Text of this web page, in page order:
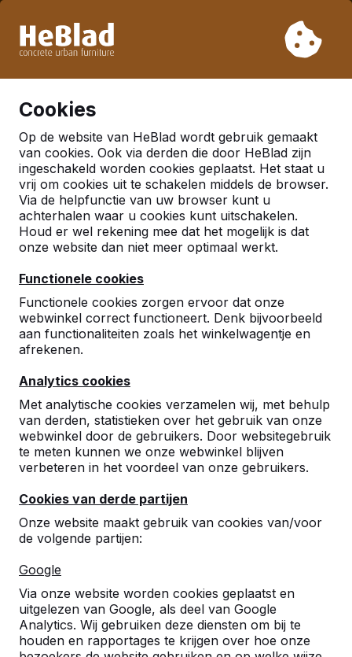
week 33. Houdt u daarom rekening met langere levertijden.
Cookies
Op de website van HeBlad wordt gebruik gemaakt
van cookies. Ook via derden die door HeBlad zijn
ingeschakeld worden cookies geplaatst. Het staat u
vrij om cookies uit te schakelen middels de browser.
Via de helpfunctie van uw browser kunt u
achterhalen waar u cookies kunt uitschakelen.
Houd er wel rekening mee dat het mogelijk is dat
onze website dan niet meer optimaal werkt.
Functionele cookies
Functionele cookies zorgen ervoor dat onze
webwinkel correct functioneert. Denk bijvoorbeeld
aan functionaliteiten zoals het winkelwagentje en
afrekenen.
Analytics cookies
Met analytische cookies verzamelen wij, met behulp
van derden, statistieken over het gebruik van onze
webwinkel door de gebruikers. Door websitegebruik
te meten kunnen we onze webwinkel blijven
verbeteren in het voordeel van onze gebruikers.
Cookies van derde partijen
Onze website maakt gebruik van cookies van/voor
de volgende partijen:
Google
Via onze website worden cookies geplaatst en
uitgelezen van Google, als deel van Google
Analytics. Wij gebruiken deze diensten om bij te
houden en rapportages te krijgen over hoe onze
Al meer dan 30.000 producten verkocht
Tafelvoetbal
Accessoires
Tafelvoetbalballetjes, 6 stuks
€ 8,00 excl. BTW
Product bekijken